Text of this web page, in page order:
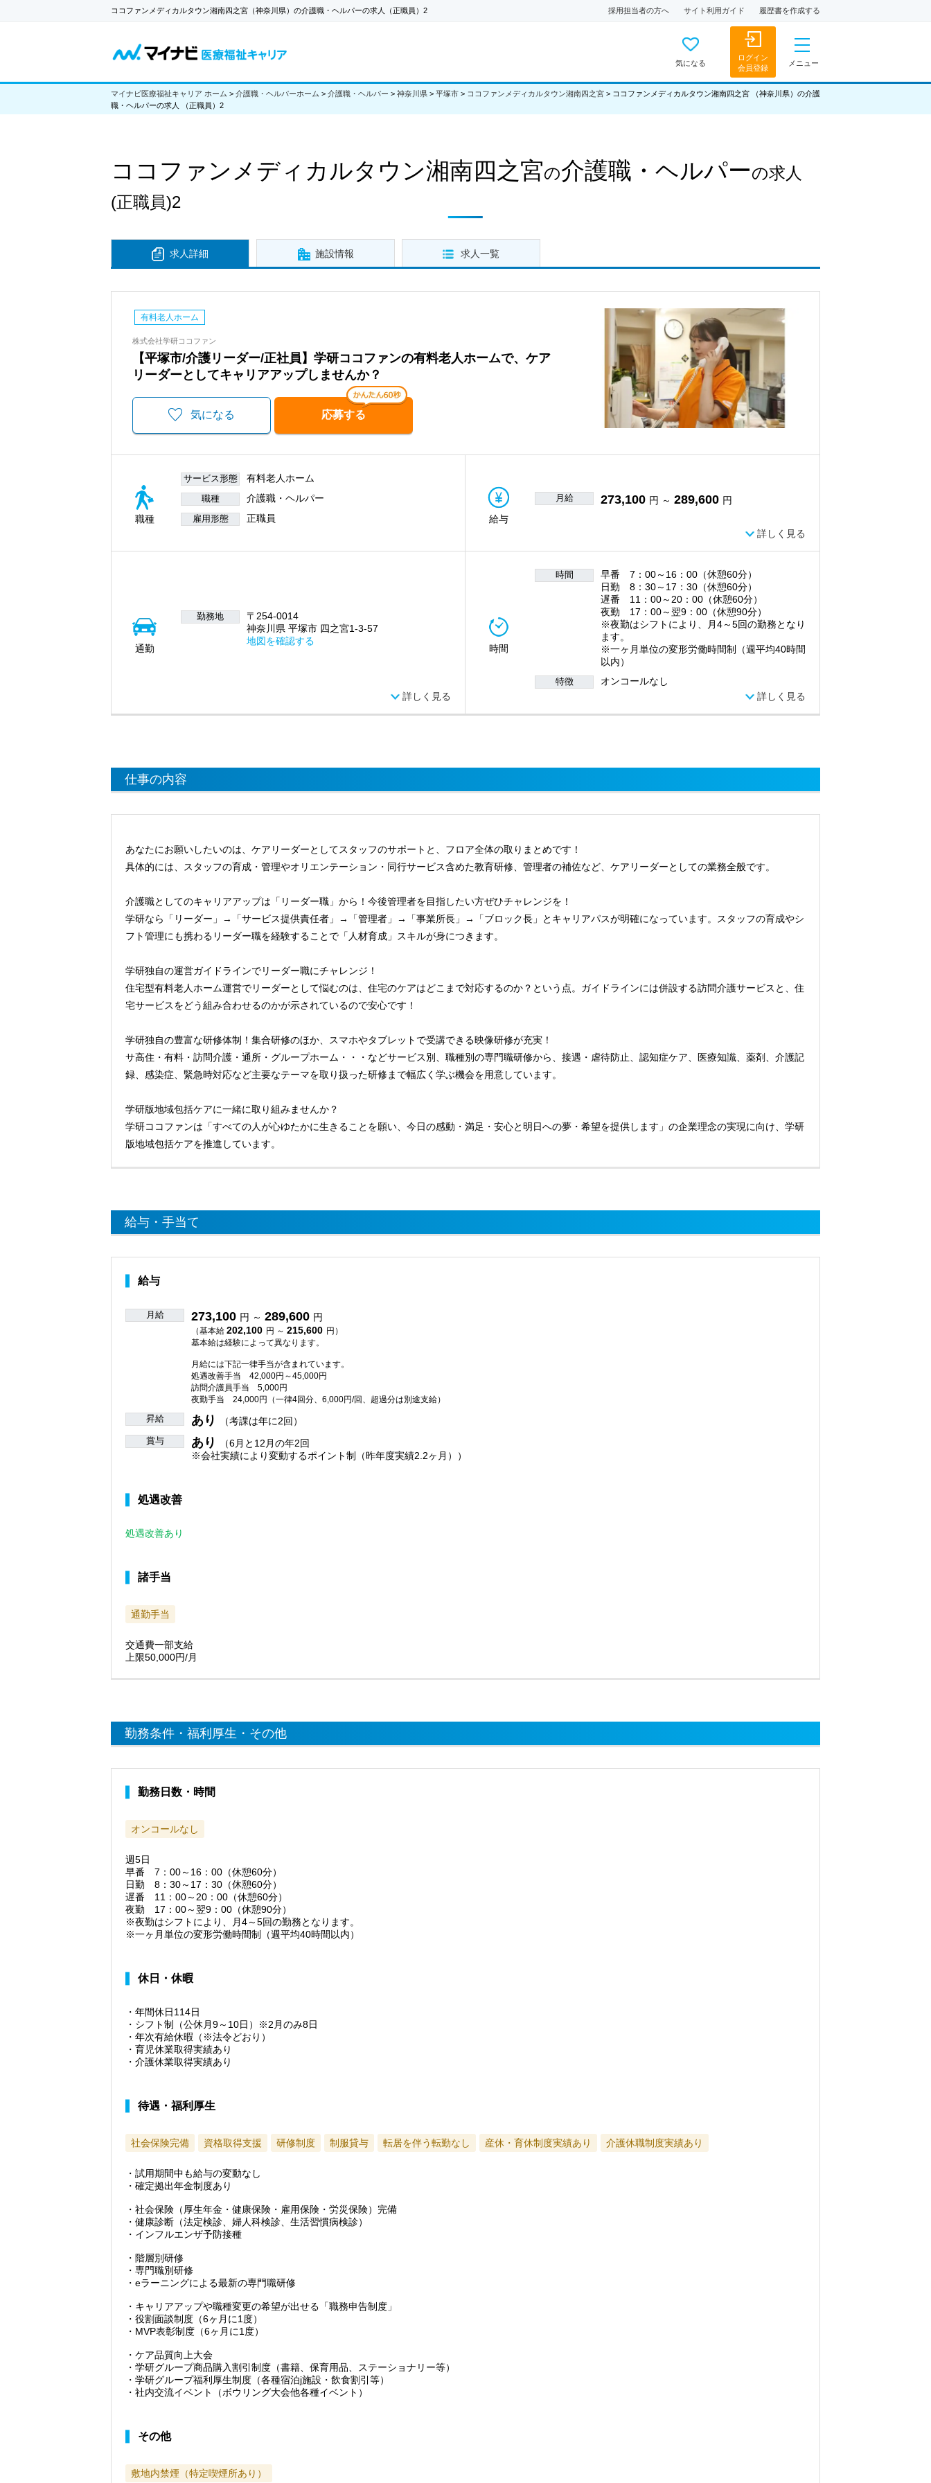
ココファンメディカルタウン湘南四之宮（神奈川県）の介護職・ヘルパーの求人（正職員）2 採用担当者の方へ サイト利用ガイド 履歴書を作成する
気になる
ログイン
会員登録
メニュー
マイナビ医療福祉キャリア ホーム > 介護職・ヘルパーホーム > 介護職・ヘルパー > 神奈川県 > 平塚市 > ココファンメディカルタウン湘南四之宮 > ココファンメディカルタウン湘南四之宮 （神奈川県）の介護
職・ヘルパーの求人 （正職員）2
ココファンメディカルタウン湘南四之宮の介護職・ヘルパーの求人
(正職員)2
求人詳細 施設情報 求人一覧
有料老人ホーム
株式会社学研ココファン
【平塚市/介護リーダー/正社員】学研ココファンの有料老人ホームで、ケア
リーダーとしてキャリアアップしませんか？
気になる 応募する
職種
サービス形態 有料老人ホーム
職種 介護職・ヘルパー
雇用形態 正職員 給与
月給 273,100 円 ～ 289,600 円
詳しく見る
通勤
勤務地
〒254-0014
神奈川県 平塚市 四之宮1-3-57
地図を確認する
詳しく見る
時間
時間
早番 7：00～16：00（休憩60分）
日勤 8：30～17：30（休憩60分）
遅番 11：00～20：00（休憩60分）
夜勤 17：00～翌9：00（休憩90分）
※夜勤はシフトにより、月4～5回の勤務となり
ます。
※一ヶ月単位の変形労働時間制（週平均40時間
以内）
特徴 オンコールなし
詳しく見る
仕事の内容
あなたにお願いしたいのは、ケアリーダーとしてスタッフのサポートと、フロア全体の取りまとめです！
具体的には、スタッフの育成・管理やオリエンテーション・同行サービス含めた教育研修、管理者の補佐など、ケアリーダーとしての業務全般です。
介護職としてのキャリアアップは「リーダー職」から！今後管理者を目指したい方ぜひチャレンジを！
学研なら「リーダー」→「サービス提供責任者」→「管理者」→「事業所長」→「ブロック長」とキャリアパスが明確になっています。スタッフの育成やシ
フト管理にも携わるリーダー職を経験することで「人材育成」スキルが身につきます。
学研独自の運営ガイドラインでリーダー職にチャレンジ！
住宅型有料老人ホーム運営でリーダーとして悩むのは、住宅のケアはどこまで対応するのか？という点。ガイドラインには併設する訪問介護サービスと、住
宅サービスをどう組み合わせるのかが示されているので安心です！
学研独自の豊富な研修体制！集合研修のほか、スマホやタブレットで受講できる映像研修が充実！
サ高住・有料・訪問介護・通所・グループホーム・・・などサービス別、職種別の専門職研修から、接遇・虐待防止、認知症ケア、医療知識、薬剤、介護記
録、感染症、緊急時対応など主要なテーマを取り扱った研修まで幅広く学ぶ機会を用意しています。
学研版地域包括ケアに一緒に取り組みませんか？
学研ココファンは「すべての人が心ゆたかに生きることを願い、今日の感動・満足・安心と明日への夢・希望を提供します」の企業理念の実現に向け、学研
版地域包括ケアを推進しています。
給与・手当て
給与
月給 273,100 円 ～ 289,600 円
（基本給 202,100 円 ～ 215,600 円）
基本給は経験によって異なります。
月給には下記一律手当が含まれています。
処遇改善手当 42,000円～45,000円
訪問介護員手当 5,000円
夜勤手当 24,000円（一律4回分、6,000円/回、超過分は別途支給）
昇給 あり （考課は年に2回）
賞与 あり
（6月と12月の年2回
※会社実績により変動するポイント制（昨年度実績2.2ヶ月））
処遇改善
処遇改善あり
諸手当
通勤手当
交通費一部支給
上限50,000円/月
勤務条件・福利厚生・その他
勤務日数・時間
オンコールなし
週5日
早番 7：00～16：00（休憩60分）
日勤 8：30～17：30（休憩60分）
遅番 11：00～20：00（休憩60分）
夜勤 17：00～翌9：00（休憩90分）
※夜勤はシフトにより、月4～5回の勤務となります。
※一ヶ月単位の変形労働時間制（週平均40時間以内）
休日・休暇
・年間休日114日
・シフト制（公休月9～10日）※2月のみ8日
・年次有給休暇（※法令どおり）
・育児休業取得実績あり
・介護休業取得実績あり
待遇・福利厚生
社会保険完備 資格取得支援 研修制度 制服貸与 転居を伴う転勤なし 産休・育休制度実績あり 介護休職制度実績あり
・試用期間中も給与の変動なし
・確定拠出年金制度あり
・社会保険（厚生年金・健康保険・雇用保険・労災保険）完備
・健康診断（法定検診、婦人科検診、生活習慣病検診）
・インフルエンザ予防接種
・階層別研修
・専門職別研修
・eラーニングによる最新の専門職研修
・キャリアアップや職種変更の希望が出せる「職務申告制度」
・役割面談制度（6ヶ月に1度）
・MVP表彰制度（6ヶ月に1度）
・ケア品質向上大会
・学研グループ商品購入割引制度（書籍、保育用品、ステーショナリー等）
・学研グループ福利厚生制度（各種宿泊j施設・飲食割引等）
・社内交流イベント（ボウリング大会他各種イベント）
その他
敷地内禁煙（特定喫煙所あり）